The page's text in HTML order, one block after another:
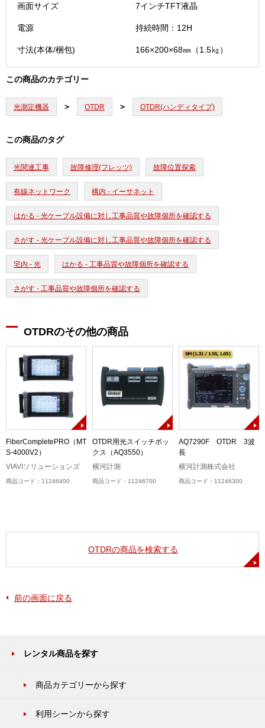
画面サイズ 7インチTFT液晶
電源 持続時間：12H
寸法(本体/梱包) 166×200×68㎜（1.5㎏）
この商品のカテゴリー
光測定機器 OTDR OTDR(ハンディタイプ)
この商品のタグ
光関連工事 故障修理(フレッツ) 故障位置探索
有線ネットワーク 構内 - イーサネット
はかる - 光ケーブル設備に対し工事品質や故障個所を確認する
さがす - 光ケーブル設備に対し工事品質や故障個所を確認する
宅内 - 光 はかる - 工事品質や故障個所を確認する
さがす - 工事品質や故障個所を確認する
OTDRのその他の商品
FiberCompletePRO（MT
S-4000V2）
VIAVIソリューションズ
商品コード：11246400
OTDR用光スイッチボッ
クス（AQ3550）
横河計測
商品コード：11246700
AQ7290F OTDR 3波
長
横河計測株式会社
商品コード：11246300
OTDRの商品を検索する
前の画面に戻る
レンタル商品を探す
商品カテゴリーから探す
利用シーンから探す